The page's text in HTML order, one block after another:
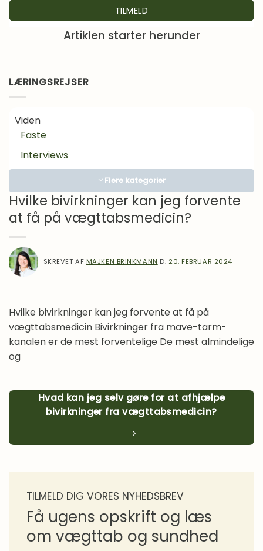
Derfor kan vægttabsmedicin ikke stå alene
Artiklen starter herunder
LÆRINGSREJSER
Viden
Faste
Interviews
Lægens hjørne
Motivation
Om Mad
Inspiration
Madlavning
Proteiner i praksis
Sense gennem 10 år
Sense Stories
Sundhed
Vægttab
Vaner
Flere kategorier
Hvilke bivirkninger kan jeg forvente
at få på vægttabsmedicin?
SKREVET AF MAJKEN BRINKMANN D. 20. FEBRUAR 2024
Hvilke bivirkninger kan jeg forvente at få på
vægttabsmedicin Bivirkninger fra mave-tarm-
kanalen er de mest forventelige De mest almindelige
og
Hvad kan jeg selv gøre for at afhjælpe
bivirkninger fra vægttabsmedicin?
TILMELD DIG VORES NYHEDSBREV
Få ugens opskrift og læs
om vægttab og sundhed